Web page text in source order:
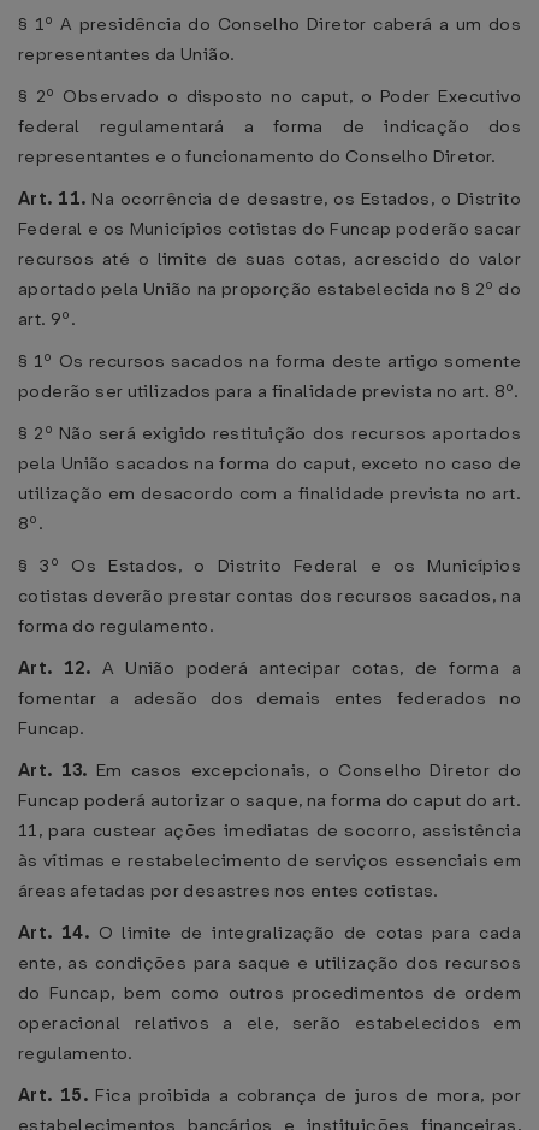
§ 1º A presidência do Conselho Diretor caberá a um dos
representantes da União.
§ 2º Observado o disposto no caput, o Poder Executivo
federal regulamentará a forma de indicação dos
representantes e o funcionamento do Conselho Diretor.
Art. 11. Na ocorrência de desastre, os Estados, o Distrito
Federal e os Municípios cotistas do Funcap poderão sacar
recursos até o limite de suas cotas, acrescido do valor
aportado pela União na proporção estabelecida no § 2º do
art. 9º.
§ 1º Os recursos sacados na forma deste artigo somente
poderão ser utilizados para a finalidade prevista no art. 8º.
§ 2º Não será exigido restituição dos recursos aportados
pela União sacados na forma do caput, exceto no caso de
utilização em desacordo com a finalidade prevista no art.
8º.
§ 3º Os Estados, o Distrito Federal e os Municípios
cotistas deverão prestar contas dos recursos sacados, na
forma do regulamento.
Art. 12. A União poderá antecipar cotas, de forma a
fomentar a adesão dos demais entes federados no
Funcap.
Art. 13. Em casos excepcionais, o Conselho Diretor do
Funcap poderá autorizar o saque, na forma do caput do art.
11, para custear ações imediatas de socorro, assistência
às vítimas e restabelecimento de serviços essenciais em
áreas afetadas por desastres nos entes cotistas.
Art. 14. O limite de integralização de cotas para cada
ente, as condições para saque e utilização dos recursos
do Funcap, bem como outros procedimentos de ordem
operacional relativos a ele, serão estabelecidos em
regulamento.
Art. 15. Fica proibida a cobrança de juros de mora, por
estabelecimentos bancários e instituições financeiras,